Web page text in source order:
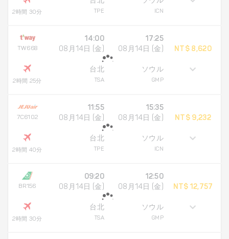
2時間 30分 TPE ICN
TW668
2時間 25分
14:00
08月14日 (金)
台北
TSA
17:25
08月14日 (金)
ソウル
GMP
NT$ 8,620
7C6102
2時間 40分
11:55
08月14日 (金)
台北
TPE
15:35
08月14日 (金)
ソウル
ICN
NT$ 9,232
BR156
2時間 30分
09:20
08月14日 (金)
台北
TSA
12:50
08月14日 (金)
ソウル
GMP
NT$ 12,757